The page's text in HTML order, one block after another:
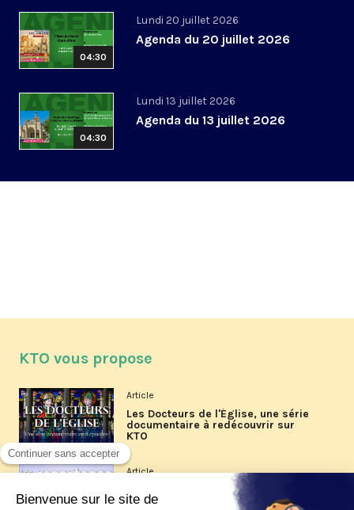
04:30
Lundi 20 juillet 2026
Agenda du 20 juillet 2026
04:30
Lundi 13 juillet 2026
Agenda du 13 juillet 2026
KTO vous propose
Article
Les Docteurs de l'Église, une série
documentaire à redécouvrir sur
KTO
Article
Les reportages d'été 2026 de KTO